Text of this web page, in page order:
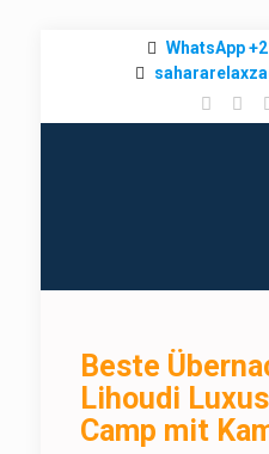
WhatsApp
Beste
Lihoudi
Camp mit